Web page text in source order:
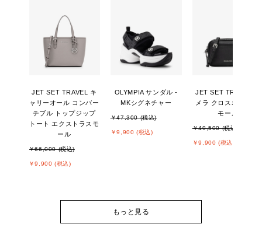
JET SET TRAVEL キ
ャリーオール コンバー
チブル トップジップ
トート エクストラスモ
ール
￥66,000 (税込)
￥9,900 (税込)
OLYMPIA サンダル -
MKシグネチャー
￥47,300 (税込)
￥9,900 (税込)
JET SET TRAVEL カ
メラ クロスボディ ス
モール
￥49,500 (税込)
￥9,900 (税込)
もっと見る